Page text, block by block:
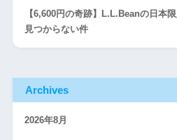
【6,600円の奇跡】L.L.Beanの日本
見つからない件
Archives
2026年8月